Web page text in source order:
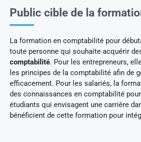
Public cible de la
La formation en comptabilité pour
toute personne qui souhaite acquérir
comptabilité. Pour les entrepreneurs,
les principes de la comptabilité afin de
efficacement. Pour les salariés, la
des connaissances en comptabilité
étudiants qui envisagent une carrière
bénéficient de cette formation pour